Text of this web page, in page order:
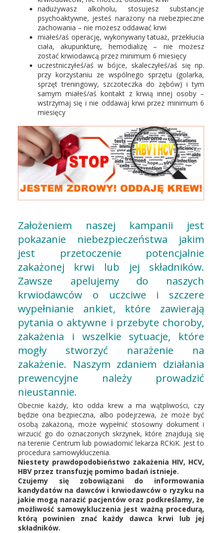
nadużywasz alkoholu, stosujesz substancje
psychoaktywne, jesteś narażony na niebezpieczne
zachowania – nie możesz oddawać krwi
miałeś/aś operację, wykonywany tatuaż, przekłucia
ciała, akupunkturę, hemodializę – nie możesz
zostać krwiodawcą przez minimum 6 miesięcy
uczestniczyłeś/aś w bójce, skaleczyłeś/aś się np.
przy korzystaniu ze wspólnego sprzętu (golarka,
sprzęt treningowy, szczoteczka do zębów) i tym
samym miałeś/aś kontakt z krwią innej osoby –
wstrzymaj się i nie oddawaj krwi przez minimum 6
miesięcy
Założeniem naszej kampanii jest
pokazanie niebezpieczeństwa jakim
jest przetoczenie potencjalnie
zakażonej krwi lub jej składników.
Zawsze apelujemy do naszych
krwiodawców o uczciwe i szczere
wypełnianie ankiet, które zawierają
pytania o aktywne i przebyte choroby,
zakażenia i wszelkie sytuacje, które
mogły stworzyć narażenie na
zakażenie. Naszym zdaniem działania
prewencyjne należy prowadzić
nieustannie.
Obecnie każdy, kto odda krew a ma wątpliwości, czy
będzie ona bezpieczna, albo podejrzewa, że może być
osobą zakażoną, może wypełnić stosowny dokument i
wrzucić go do oznaczonych skrzynek, które znajdują się
na terenie Centrum lub powiadomić lekarza RCKiK. Jest to
procedura samowykluczenia.
Niestety prawdopodobieństwo zakażenia HIV, HCV,
HBV przez transfuzję pomimo badań istnieje.
Czujemy się zobowiązani do informowania
kandydatów na dawców i krwiodawców o ryzyku na
jakie mogą narazić pacjentów oraz podkreślamy, że
możliwość samowykluczenia jest ważną procedurą,
którą powinien znać każdy dawca krwi lub jej
składników.